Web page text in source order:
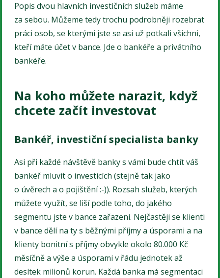
Popis dvou hlavních investičních služeb máme
za sebou. Můžeme tedy trochu podrobněji rozebrat
práci osob, se kterými jste se asi už potkali všichni,
kteří máte účet v bance. Jde o bankéře a privátního
bankéře.
Na koho můžete narazit, když
chcete začít investovat
Bankéř, investiční specialista banky
Asi při každé návštěvě banky s vámi bude chtít váš
bankéř mluvit o investicích (stejně tak jako
o úvěrech a o pojištění :-)). Rozsah služeb, kterých
můžete využít, se liší podle toho, do jakého
segmentu jste v bance zařazeni. Nejčastěji se klienti
v bance dělí na ty s běžnými příjmy a úsporami a na
klienty bonitní s příjmy obvykle okolo 80.000 Kč
měsíčně a výše a úsporami v řádu jednotek až
desítek milionů korun. Každá banka má segmentaci